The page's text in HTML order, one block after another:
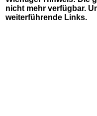
nicht mehr verfügbar.
weiterführende Links.